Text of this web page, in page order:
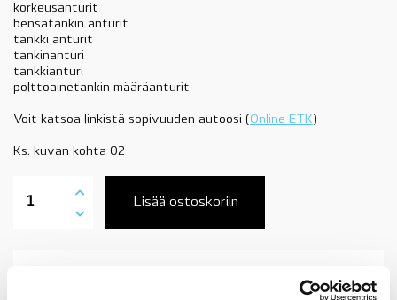
korkeusanturit
bensatankin anturit
tankki anturit
tankinanturi
tankkianturi
polttoainetankin määräanturit
Voit katsoa linkistä sopivuuden autoosi ( Online ETK )
Ks. kuvan kohta 02
polttoainetankin
korkeusanturi,
Lisää ostoskoriin